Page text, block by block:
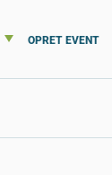
OPRET EVENT